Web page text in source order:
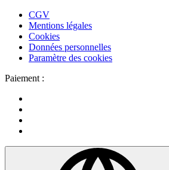
CGV
Mentions légales
Cookies
Données personnelles
Paramètre des cookies
Paiement :